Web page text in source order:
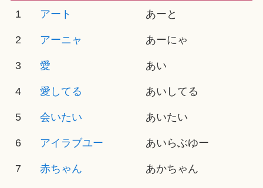
1 アート あーと
2 アーニャ あーにゃ
3 愛 あい
4 愛してる あいしてる
5 会いたい あいたい
6 アイラブユー あいらぶゆー
7 赤ちゃん あかちゃん